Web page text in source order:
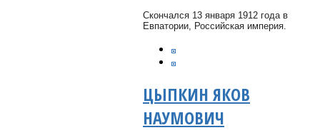
Скончался 13 января 1912 года в
Евпатории, Российская империя.
ЦЫПКИН ЯКОВ
НАУМОВИЧ